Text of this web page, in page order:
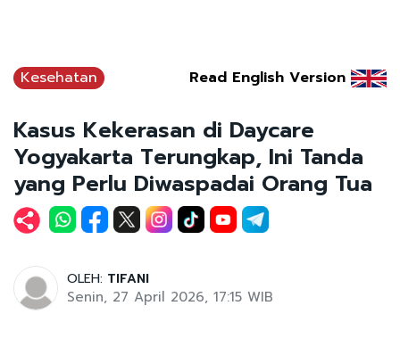
Kesehatan Read English Version
Kasus Kekerasan di Daycare
Yogyakarta Terungkap, Ini Tanda
yang Perlu Diwaspadai Orang Tua
OLEH: TIFANI
Senin, 27 April 2026, 17:15 WIB